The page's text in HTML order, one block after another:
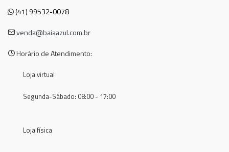
(41) 99532-0078
venda@baiaazul.com.br
Horário de Atendimento:
Loja virtual
Segunda-Sábado: 08:00 - 17:00
Loja física